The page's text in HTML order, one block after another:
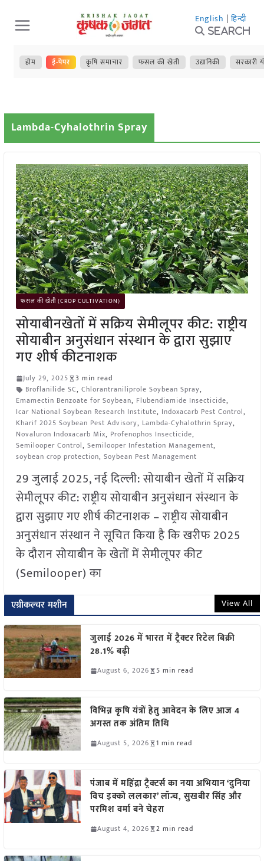
Skip
to
content
English | हिन्दी
Search
होम ई-पेपर कृषि समाचार फसल की खेती उद्यानिकी सरकारी
Lambda-Cyhalothrin Spray
फसल की खेती (CROP CULTIVATION)
सोयाबीनखेतों में सक्रिय सेमीलूपर कीट: राष्ट्रीय
सोयाबीन अनुसंधान संस्थान के द्वारा सुझाए
गए शीर्ष कीटनाशक
July 29, 2025
3 min read
Broflanilide SC, Chlorantraniliprole Soybean Spray,
Emamectin Benzoate for Soybean, Flubendiamide Insecticide,
Icar National Soybean Research Institute, Indoxacarb Pest Control,
Kharif 2025 Soybean Pest Advisory, Lambda-Cyhalothrin Spray,
Novaluron Indoxacarb Mix, Profenophos Insecticide,
Semilooper Control, Semilooper Infestation Management,
soybean crop protection, Soybean Pest Management
29 जुलाई 2025, नई दिल्ली: सोयाबीन खेतों में सक्रिय
सेमीलूपर कीट: राष्ट्रीय सोयाबीन अनुसंधान संस्थान के
द्वारा सुझाए गए शीर्ष कीटनाशक – राष्ट्रीय सोयाबीन
अनुसंधान संस्थान ने सूचित किया है कि खरीफ 2025
के दौरान सोयाबीन के खेतों में सेमीलूपर कीट
(Semilooper) का
एग्रीकल्चर मशीन View All
जुलाई 2026 में भारत में ट्रैक्टर रिटेल बिक्री
28.1% बढ़ी
August 6, 2026 5 min read
विभिन्न कृषि यंत्रों हेतु आवेदन के लिए आज 4
अगस्त तक अंतिम तिथि
August 5, 2026 1 min read
पंजाब में महिंद्रा ट्रैक्टर्स का नया अभियान ‘दुनिया
विच इक्को ललकार’ लॉन्च, सुखबीर सिंह और
परमिश वर्मा बने चेहरा
August 4, 2026 2 min read